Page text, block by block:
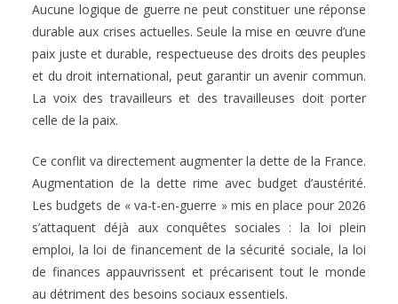
Aucune logique de guerre ne peut constituer une réponse
durable aux crises actuelles. Seule la mise en œuvre d’une
paix juste et durable, respectueuse des droits des peuples
et du droit international, peut garantir un avenir commun.
La voix des travailleurs et des travailleuses doit porter
celle de la paix.
Ce conflit va directement augmenter la dette de la France.
Augmentation de la dette rime avec budget d’austérité.
Les budgets de « va-t-en-guerre » mis en place pour 2026
s’attaquent déjà aux conquêtes sociales : la loi plein
emploi, la loi de financement de la sécurité sociale, la loi
de finances appauvrissent et précarisent tout le monde
au détriment des besoins sociaux essentiels.